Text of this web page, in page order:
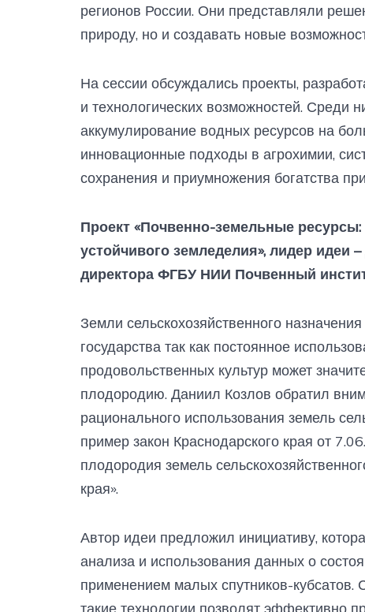
регионов России. Они представляли
природу, но и создавать новые
На сессии обсуждались проекты,
и технологических возможностей. Среди
аккумулирование водных ресурсов на
инновационные подходы в агрохимии,
сохранения и приумножения богатства
Проект «Почвенно-земельные
устойчивого земледелия», лидер идеи
директора ФГБУ НИИ Почвенный
Земли сельскохозяйственного
государства так как постоянное
продовольственных культур может
плодородию. Даниил Козлов обратил
рационального использования земель
пример закон Краснодарского края от
плодородия земель
края».
Автор идеи предложил инициативу,
анализа и использования данных о
применением малых спутников-